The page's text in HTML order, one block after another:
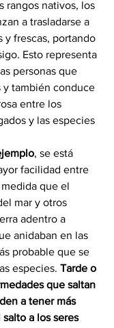
rangos nativos, los
a trasladarse a
y frescas, portando
Esto representa
personas que
y también conduce
entre los
y las especies
, se está
facilidad entre
que el
mar y otros
adentro a
anidaban en las
probable que se
especies. Tarde o
que saltan
a tener más
a los seres